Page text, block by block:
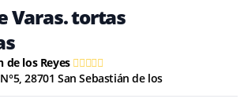
Varas. tortas
de los Reyes
28701 San Sebastián de los